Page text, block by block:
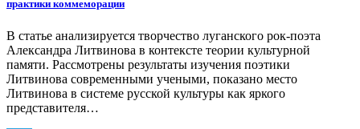
практики коммеморации
В статье анализируется творчество луганского рок-поэта
Александра Литвинова в контексте теории культурной
памяти. Рассмотрены результаты изучения поэтики
Литвинова современными учеными, показано место
Литвинова в системе русской культуры как яркого
представителя…